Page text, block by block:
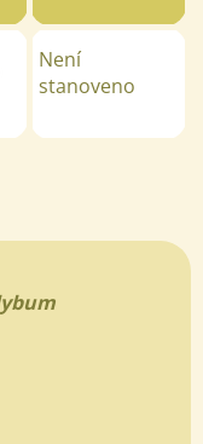
Není
stanoveno